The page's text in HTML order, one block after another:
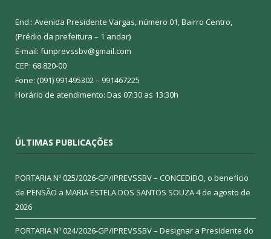
End.: Avenida Presidente Vargas, número 01, Bairro Centro,
(Prédio da prefeitura – 1 andar)
E-mail: funprevssbv@gmail.com
CEP: 68.820-00
Fone: (091) 991495302 – 991467225
Horário de atendimento: Das 07:30 as 13:30h
ÚLTIMAS PUBLICAÇÕES
PORTARIA Nº 025/2026-GP/IPREVSSBV – CONCEDIDO, o benefício
de PENSÃO a MARIA ESTELA DOS SANTOS SOUZA4 de agosto de
2026
PORTARIA Nº 024/2026-GP/IPREVSSBV – Designar a Presidente do